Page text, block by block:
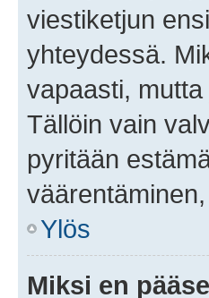
viestiketjun
yhteydessä.
vapaasti,
Tällöin vain
pyritään
Ylös
Miksi en